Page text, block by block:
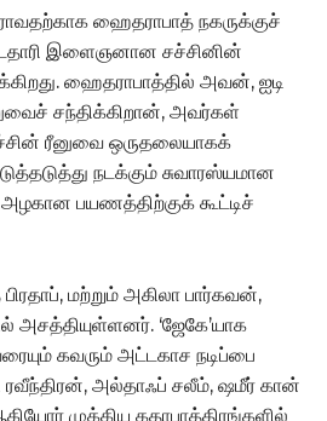
ஹைதராபாத் நகருக்குச்
இளைஞனான சச்சினின்
ஹைதராபாத்தில் அவன், ஐடி
சந்திக்கிறான், அவர்கள்
ரீனுவை ஒருதலையாகக்
நடக்கும் சுவாரஸ்யமான
பயணத்திற்குக் கூட்டிச்
மற்றும் அகிலா பார்கவன்,
அசத்தியுள்ளனர். ‘ஜேகே’யாக
கவரும் அட்டகாச நடிப்பை
ரவீந்திரன், அல்தாஃப் சலீம், ஷமீர் கான்
முக்கிய கதாபாத்திரங்களில்